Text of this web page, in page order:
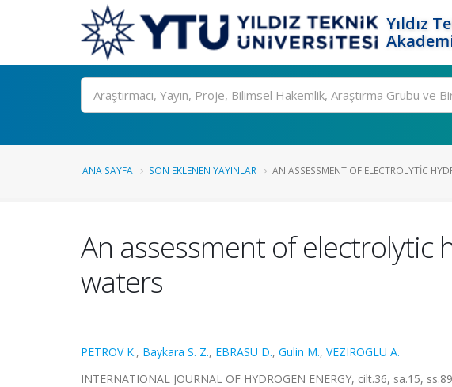
Yıldız
Ara
ANA SAYFA SON EKLENEN YAYINLAR AN ASSESSMENT OF ELECTROLYTIC
An assessment of electrolytic
waters
PETROV K., Baykara S. Z., EBRASU D., Gulin M., VEZIROGLU A.
INTERNATIONAL JOURNAL OF HYDROGEN ENERGY, cilt.36, sa.15,